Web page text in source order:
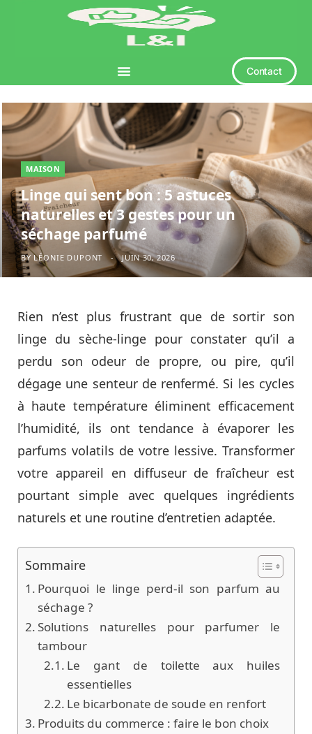
Contact
MAISON
Linge qui sent bon : 5 astuces
naturelles et 3 gestes pour un
séchage parfumé
BY LÉONIE DUPONT JUIN 30, 2026
Rien n’est plus frustrant que de sortir son
linge du sèche-linge pour constater qu’il a
perdu son odeur de propre, ou pire, qu’il
dégage une senteur de renfermé. Si les cycles
à haute température éliminent efficacement
l’humidité, ils ont tendance à évaporer les
parfums volatils de votre lessive. Transformer
votre appareil en diffuseur de fraîcheur est
pourtant simple avec quelques ingrédients
naturels et une routine d’entretien adaptée.
Sommaire
Pourquoi le linge perd-il son parfum au
séchage ?
Solutions naturelles pour parfumer le
tambour
Le gant de toilette aux huiles
essentielles
Le bicarbonate de soude en renfort
Produits du commerce : faire le bon choix